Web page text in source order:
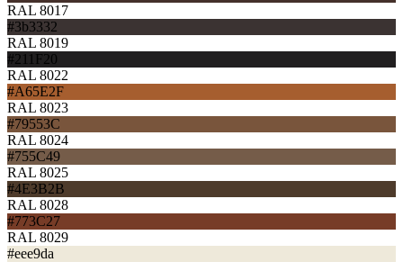
RAL 8017
#3b3332
RAL 8019
#211F20
RAL 8022
#A65E2F
RAL 8023
#79553C
RAL 8024
#755C49
RAL 8025
#4E3B2B
RAL 8028
#773C27
RAL 8029
#eee9da